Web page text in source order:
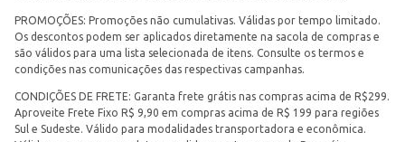
PROMOÇÕES: Promoções não cumulativas. Válidas por tempo limitado.
Os descontos podem ser aplicados diretamente na sacola de compras e
são válidos para uma lista selecionada de itens. Consulte os termos e
condições nas comunicações das respectivas campanhas.
CONDIÇÕES DE FRETE: Garanta frete grátis nas compras acima de R$299.
Aproveite Frete Fixo R$ 9,90 em compras acima de R$ 199 para regiões
Sul e Sudeste. Válido para modalidades transportadora e econômica.